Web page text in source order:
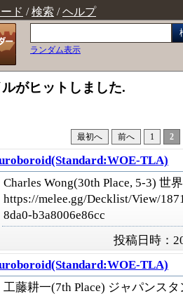
ド /検索 /ヘルプ
ランダム表示
がヒットしました.
最初へ 前へ 1 2
TLA)
Charles Wong(30th Place, 5-3) 世
https://melee.gg/Decklist/View/
8da0-b3a8006e86cc
投稿日時：
TLA)
工藤耕一(7th Place) ジャパンス